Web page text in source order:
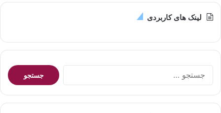
لینک های کاربردی
جستجو
برای: